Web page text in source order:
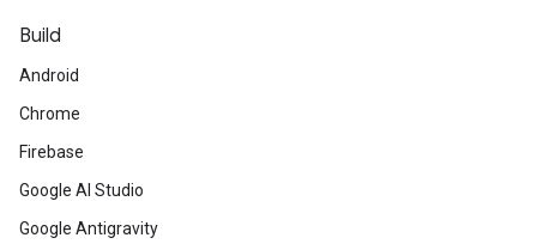
Build
Android
Chrome
Firebase
Google AI Studio
Google Antigravity